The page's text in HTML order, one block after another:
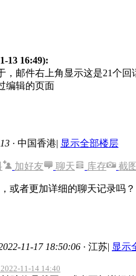
13 16:49):
，邮件右上角显示这是21个
编辑的页面
· 中国香港| 显示全部楼层
加好友 聊天 库存 截
或者更加详细的聊天记录吗？
11-17 18:50:06 · 江苏| 显示
11-14 14:40